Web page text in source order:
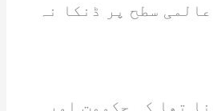
سطح پر ڈنکا نہ
تھا کہ حکومت اور